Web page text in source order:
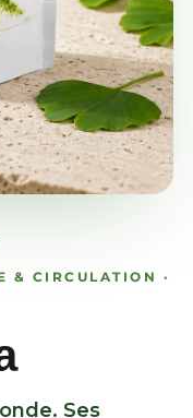
& CIRCULATION ·
Ses